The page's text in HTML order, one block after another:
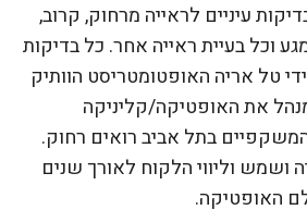
עיניים לראייה מרחוק, קרוב,
וכל בעיית ראייה אחר. כל בדיקות
טל אריה האופטומטריסט הוותיק
מנהל את האופטיקה/קליניקה
בתל אביב רואים רחוק.
ושמש וליווי הלקוח לאורך שנים
האופטיקה.